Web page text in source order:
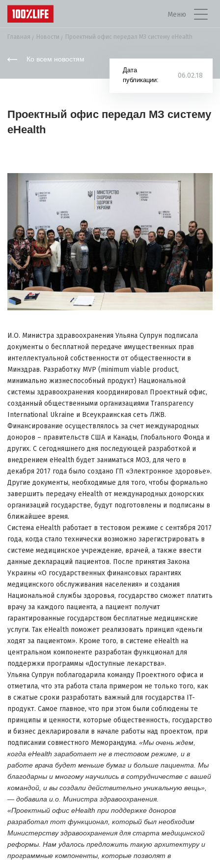
Меню
Главная Новости Проектный офис передал МЗ систему eHealth
Ко всем новостям
Дата
публикации:
06.02.18
Проектный офис передал МЗ систему
eHealth
И.О. Министра здравоохранения Ульяна Супрун подписала
документы о бесплатной передаче имущественных прав
интеллектуальной собственности от общественности в
Минздрав. Разработку MVP (minimum viable product,
минимально жизнеспособный продукт) Национальной
системы здравоохранения координировал Проектный офис,
созданный общественными организациями Transparency
International Ukraine и Всеукраинская сеть ЛЖВ.
Финансирование осуществлялось за счет международных
доноров – правительств США и Канады, Глобального Фонда и
других. С сегодняшнего дня последующей разработкой и
внедрением eHealth будет заниматься МОЗ, для чего в
декабря 2017 года было создано ГП «Электронное здоровье».
Другие документы, необходимые для того, чтобы формально
завершить передачу eHealth от международных донорских
организаций государстве, будут подготовлены и подписаны в
ближайшее время.
Система eHealth работает в тестовом режиме с сентября 2017
года, когда стало технически возможно зарегистрировать в
системе медицинское учреждение, врачей, а также ввести
данные деклараций пациентов. После принятия Закона
Украины «О государственных финансовых гарантиях
медицинского обслуживания населения» и создания
Национальной службы здоровья, государство сможет платить
врачу за каждого пациента, а пациент получит
гарантированные государством бесплатные медицинские
услуги. Так eHealth поможет реализовать принцип «деньги
ходят за пациентом». Кроме того, в системе eHealth на
центральном компоненте разработан функционал для
поддержки программы «Доступные лекарства».
Ульяна Супрун поблагодарила команду Проектного офиса и
отметила, что эта работа стала примером не только того, как
в сжатые сроки разработать важный для государства IT-
продукт. Самое главное, что при этом были соблюдены те
принципы и ценности, которые общественность, государство
и бизнес декларировали в начале работы над проектом, при
подписании совместного Меморандума. «Мы очень ждем,
когда eHealth заработает не в тестовом режиме, и в
работе врача будет меньше бумаг и больше пациента. Мы
благодарны и многому научились в сотрудничестве с вашей
командой, и вы создали действительно уникальную вещь»,
— добавила и.о. Министра здравоохранения.
«Проектный офис eHealth при поддержке доноров
разработал тот функционал, который был необходим
Министерству здравоохранения для старта медицинской
реформы. Нам удалось предложить такую ​​архитектуру и
программные компоненты, которые позволят в